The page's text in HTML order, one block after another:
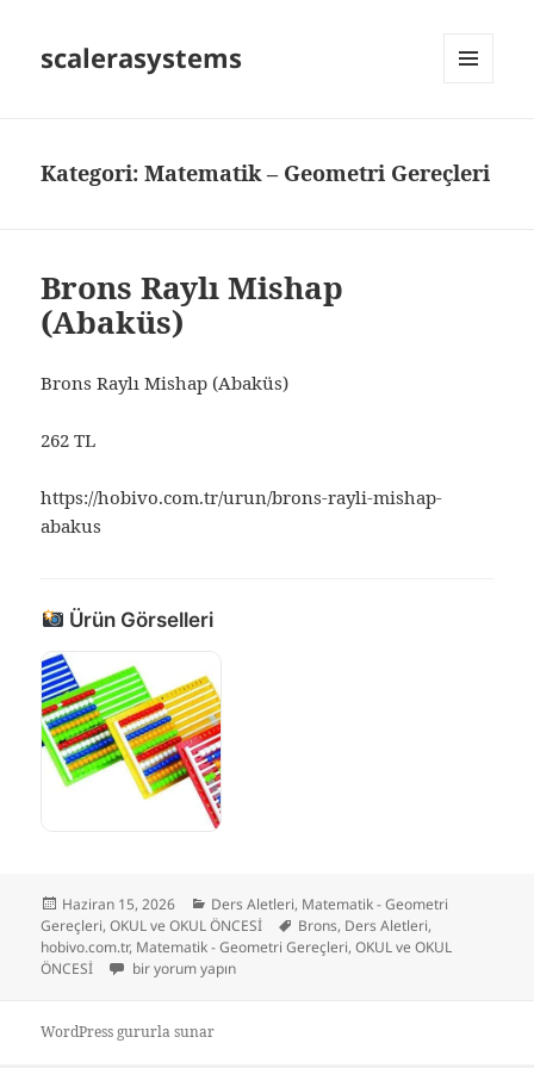
scalerasystems
Kategori:Matematik – Geometri Gereçleri
Brons Raylı Mishap
(Abaküs)
Brons Raylı Mishap (Abaküs)
262 TL
https://hobivo.com.tr/urun/brons-rayli-mishap-
abakus
Ürün Görselleri
Yayın
tarihi
Haziran 15, 2026 Kategoriler
Ders Aletleri, Matematik - Geometri
Gereçleri,OKUL ve OKUL ÖNCESİ Etiketler
Brons, Ders Aletleri,
hobivo.com.tr, Matematik - Geometri Gereçleri,OKUL ve OKUL
ÖNCESİ
Brons Raylı Mishap (Abaküs) için
bir yorum yapın
WordPress gururla sunar